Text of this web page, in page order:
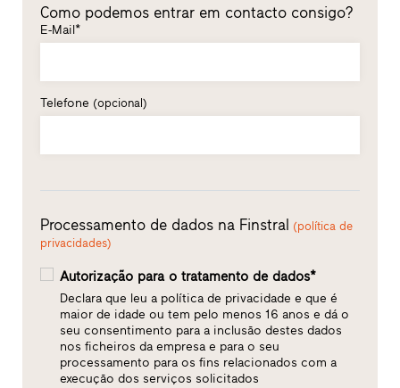
Como podemos entrar em contacto consigo?
E-Mail*
Telefone (opcional)
Processamento de dados na Finstral (política de
privacidades)
Autorização para o tratamento de dados*
Declara que leu a política de privacidade e que é
maior de idade ou tem pelo menos 16 anos e dá o
seu consentimento para a inclusão destes dados
nos ficheiros da empresa e para o seu
processamento para os fins relacionados com a
execução dos serviços solicitados